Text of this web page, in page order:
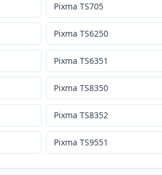
Pixma TS705
Pixma TS6250
Pixma TS6351
Pixma TS8350
Pixma TS8352
Pixma TS9551